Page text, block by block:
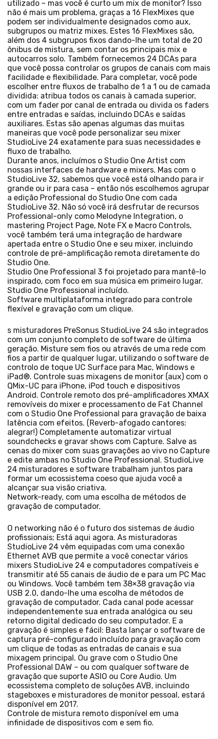
utilizado – mas você é curto um mix de monitor? Isso
não é mais um problema, graças a 16 FlexMixes que
podem ser individualmente designados como aux,
subgrupos ou matriz mixes. Estes 16 FlexMixes são,
além dos 4 subgrupos fixos dando-lhe um total de 20
ônibus de mistura, sem contar os principais mix e
autocarros solo. Também fornecemos 24 DCAs para
que você possa controlar os grupos de canais com mais
facilidade e flexibilidade. Para completar, você pode
escolher entre fluxos de trabalho de 1 a 1 ou de camada
dividida: atribua todos os canais à camada superior,
com um fader por canal de entrada ou divida os faders
entre entradas e saídas, incluindo DCAs e saídas
auxiliares. Estas são apenas algumas das muitas
maneiras que você pode personalizar seu mixer
StudioLive 24 exatamente para suas necessidades e
fluxo de trabalho.
Durante anos, incluímos o Studio One Artist com
nossas interfaces de hardware e mixers. Mas com o
StudioLive 32, sabemos que você está olhando para ir
grande ou ir para casa – então nós escolhemos agrupar
a edição Professional do Studio One com cada
StudioLive 32. Não só você irá desfrutar de recursos
Professional-only como Melodyne Integration, o
mastering Project Page, Note FX e Macro Controls,
você também terá uma integração de hardware
apertada entre o Studio One e seu mixer, incluindo
controle de pré-amplificação remota diretamente do
Studio One.
Studio One Professional 3 foi projetado para mantê-lo
inspirado, com foco em sua música em primeiro lugar.
Studio One Professional incluído.
Software multiplataforma integrado para controle
flexível e gravação com um clique.
s misturadores PreSonus StudioLive 24 são integrados
com um conjunto completo de software de última
geração. Misture sem fios ou através de uma rede com
fios a partir de qualquer lugar, utilizando o software de
controlo de toque UC Surface para Mac, Windows e
iPad®. Controle suas mixagens de monitor (aux) com o
QMix-UC para iPhone, iPod touch e dispositivos
Android. Controle remoto dos pré-amplificadores XMAX
removíveis do mixer e processamento de Fat Channel
com o Studio One Professional para gravação de baixa
latência com efeitos. (Reverb-afogado cantores:
alegrar!) Completamente automatizar virtual
soundchecks e gravar shows com Capture. Salve as
cenas do mixer com suas gravações ao vivo no Capture
e edite ambas no Studio One Professional. StudioLive
24 misturadores e software trabalham juntos para
formar um ecossistema coeso que ajuda você a
alcançar sua visão criativa.
Network-ready, com uma escolha de métodos de
gravação de computador.
O networking não é o futuro dos sistemas de áudio
profissionais; Está aqui agora. As misturadoras
StudioLive 24 vêm equipadas com uma conexão
Ethernet AVB que permite a você conectar vários
mixers StudioLive 24 e computadores compatíveis e
transmitir até 55 canais de áudio de e para um PC Mac
ou Windows. Você também tem 38×38 gravação via
USB 2.0, dando-lhe uma escolha de métodos de
gravação de computador. Cada canal pode acessar
independentemente sua entrada analógica ou seu
retorno digital dedicado do seu computador. E a
gravação é simples e fácil: Basta lançar o software de
captura pré-configurado incluído para gravação com
um clique de todas as entradas de canais e sua
mixagem principal. Ou grave com o Studio One
Professional DAW – ou com qualquer software de
gravação que suporte ASIO ou Core Audio. Um
ecossistema completo de soluções AVB, incluindo
stageboxes e misturadores de monitor pessoal, estará
disponível em 2017.
Controle de mistura remoto disponível em uma
infinidade de dispositivos com e sem fio.